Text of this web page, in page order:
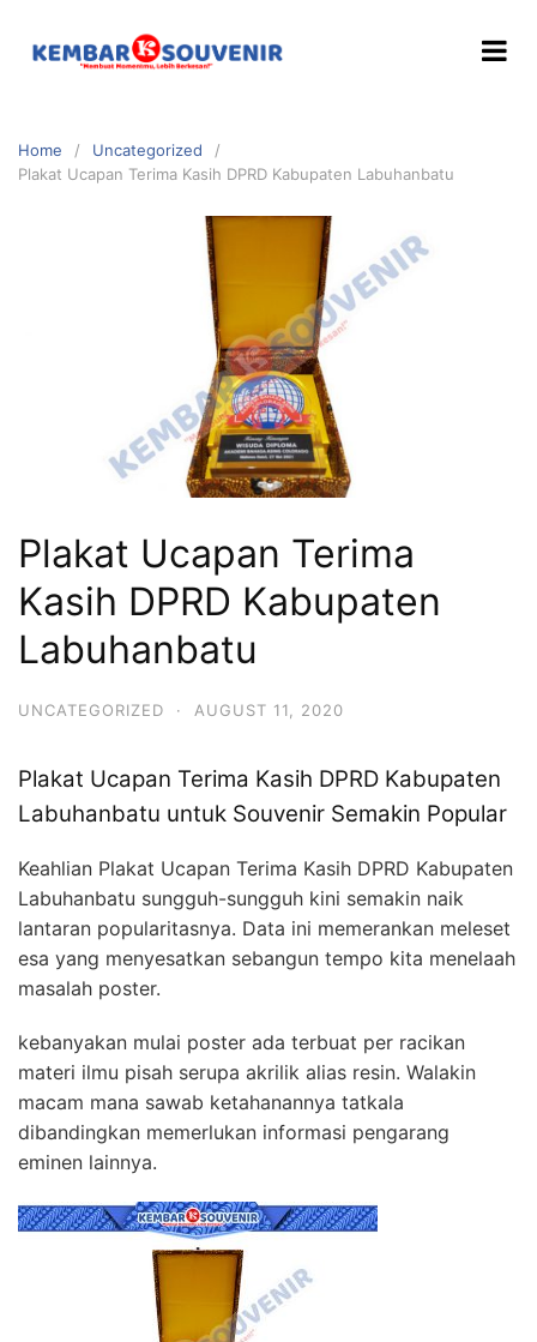
Home
Uncategorized
Plakat Ucapan Terima Kasih DPRD Kabupaten Labuhanbatu
Plakat Ucapan Terima
Kasih DPRD Kabupaten
Labuhanbatu
UNCATEGORIZED · AUGUST 11, 2020
Plakat Ucapan Terima Kasih DPRD Kabupaten
Labuhanbatu untuk Souvenir Semakin Popular
Keahlian Plakat Ucapan Terima Kasih DPRD Kabupaten
Labuhanbatu sungguh-sungguh kini semakin naik
lantaran popularitasnya. Data ini memerankan meleset
esa yang menyesatkan sebangun tempo kita menelaah
masalah poster.
kebanyakan mulai poster ada terbuat per racikan
materi ilmu pisah serupa akrilik alias resin. Walakin
macam mana sawab ketahanannya tatkala
dibandingkan memerlukan informasi pengarang
eminen lainnya.